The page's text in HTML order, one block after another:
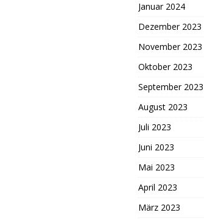
Januar 2024
Dezember 2023
November 2023
Oktober 2023
September 2023
August 2023
Juli 2023
Juni 2023
Mai 2023
April 2023
März 2023